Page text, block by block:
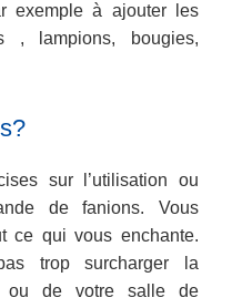
exemple à ajouter les
, lampions, bougies,
sur l’utilisation ou
de fanions. Vous
ce qui vous enchante.
trop surcharger la
ou de votre salle de